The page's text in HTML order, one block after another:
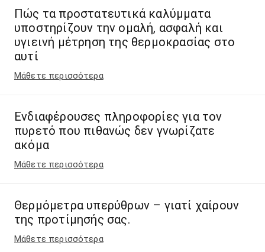
Πώς τα προστατευτικά καλύμματα
υποστηρίζουν την ομαλή, ασφαλή και
υγιεινή μέτρηση της θερμοκρασίας στο
αυτί
Μάθετε περισσότερα
Ενδιαφέρουσες πληροφορίες για τον
πυρετό που πιθανώς δεν γνωρίζατε
ακόμα
Μάθετε περισσότερα
Θερμόμετρα υπερύθρων – γιατί χαίρουν
της προτίμησής σας.
Μάθετε περισσότερα